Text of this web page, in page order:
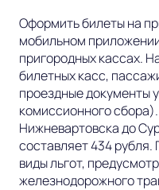
Оформить билеты на
мобильном
пригородных кассах.
билетных касс,
проездные документы
комиссионного
Нижневартовска до
составляет 434
виды льгот,
железнодорожного